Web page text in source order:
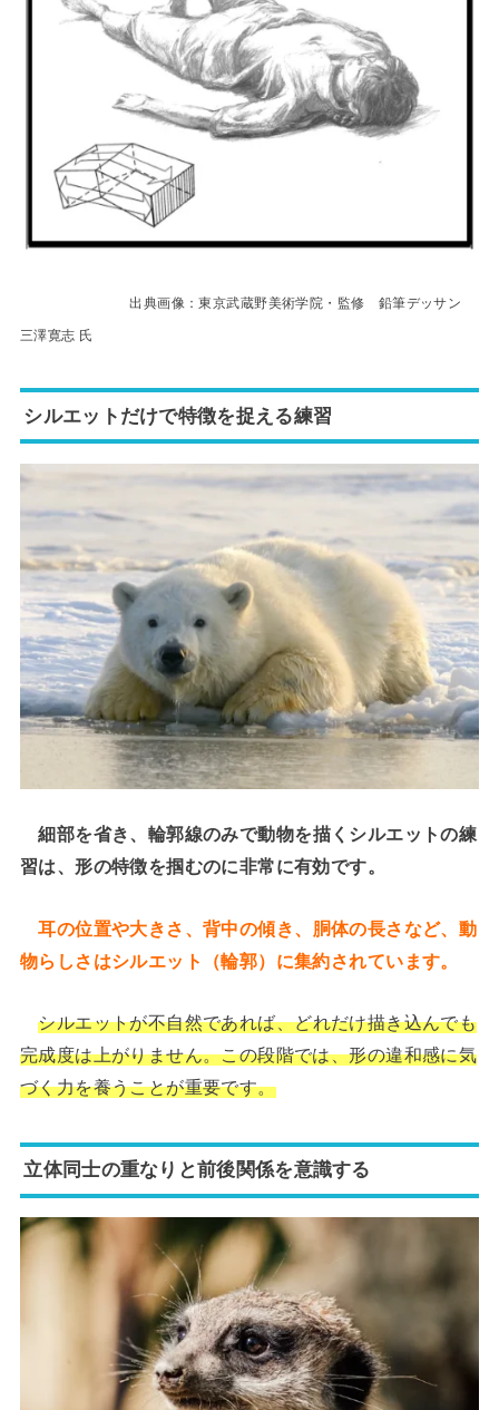
出典画像：東京武蔵野美術学院・監修 鉛筆デッサン
三澤寛志 氏
シルエットだけで特徴を捉える練習
細部を省き、輪郭線のみで動物を描くシルエットの練
習は、形の特徴を掴むのに非常に有効です。
耳の位置や大きさ、背中の傾き、胴体の長さなど、動
物らしさはシルエット（輪郭）に集約されています。
シルエットが不自然であれば、どれだけ描き込んでも
完成度は上がりません。この段階では、形の違和感に気
づく力を養うことが重要です。
立体同士の重なりと前後関係を意識する